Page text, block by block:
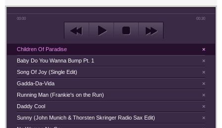
00:00 00:30
×
Children Of Paradise
×
Baby Do You Wanna Bump Pt. 1
×
Song Of Joy (Single Edit)
×
Gadda-Da-Vida
×
Running Man (Frankie's on the Run)
×
Daddy Cool
×
Sunny (John Munich & Thorsten Skringer Radio Sax Edit)